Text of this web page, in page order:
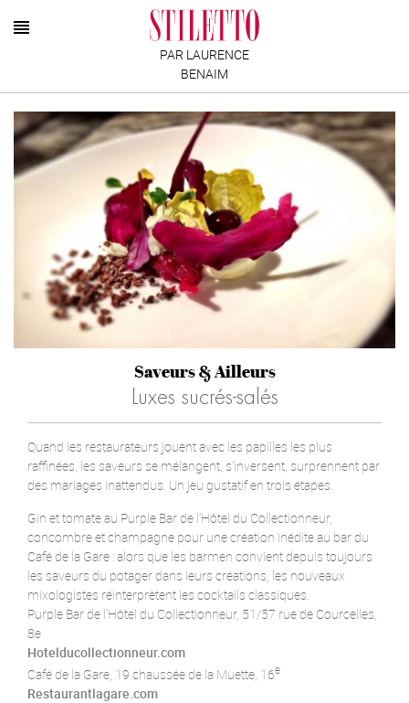
PAR LAURENCE
BENAIM
Saveurs & Ailleurs
Luxes sucrés-salés
Quand les restaurateurs jouent avec les papilles les plus
raffinées, les saveurs se mélangent, s’inversent, surprennent par
des mariages inattendus. Un jeu gustatif en trois étapes.
Gin et tomate au Purple Bar de l’Hôtel du Collectionneur,
concombre et champagne pour une création inédite au bar du
Café de la Gare : alors que les barmen convient depuis toujours
les saveurs du potager dans leurs créations, les nouveaux
mixologistes réinterprètent les cocktails classiques.
Purple Bar de l’Hôtel du Collectionneur, 51/57 rue de Courcelles,
8e
Hotelducollectionneur.com
Café de la Gare, 19 chaussée de la Muette, 16e
Restaurantlagare.com